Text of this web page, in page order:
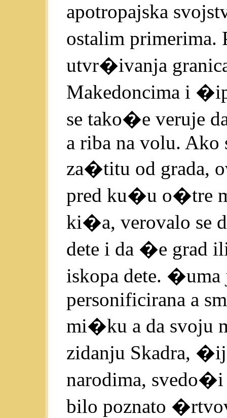
apotropajska
ostalim primerima.
utvr�ivanja
Makedoncima i
se tako�e veruje
a riba na volu. Ako
za�titu od grada,
pred ku�u o�tre
ki�a, verovalo se
dete i da �e grad
iskopa dete.
personificirana a
mi�ku a da svoju
zidanju Skadra,
narodima,
bilo poznato